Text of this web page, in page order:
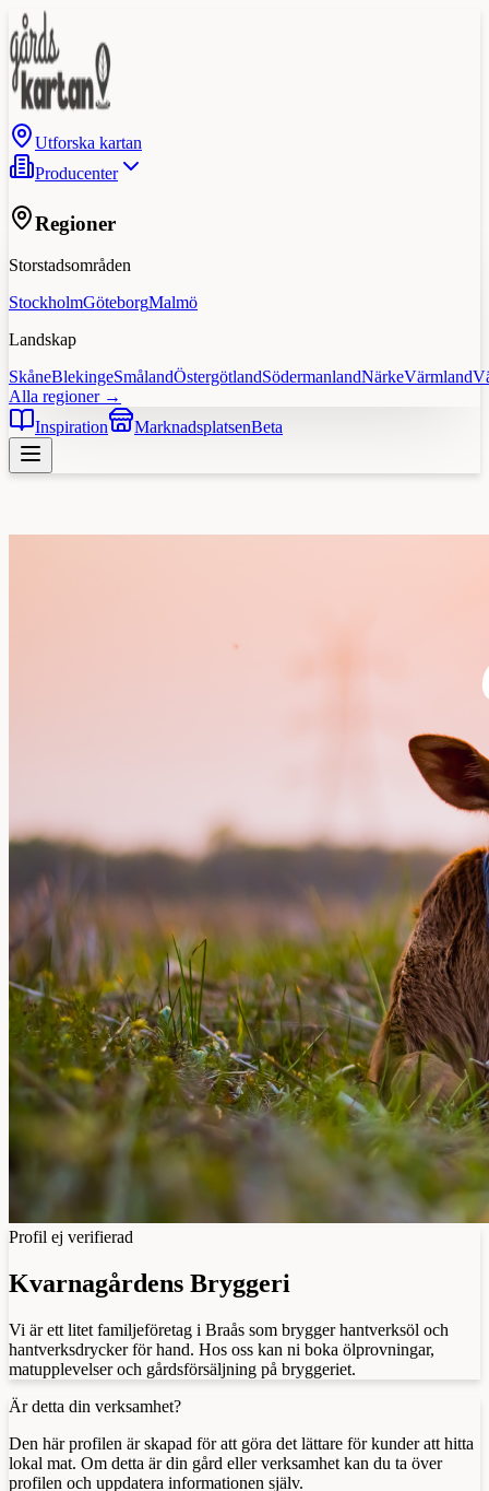
Utforska kartan
Producenter
Regioner
Storstadsområden
StockholmGöteborgMalmö
Landskap
SkåneBlekingeSmålandÖstergötlandSödermanlandNärkeVärmland
Alla regioner →
Inspiration
MarknadsplatsenBeta
Profil ej verifierad
Kvarnagårdens Bryggeri
Vi är ett litet familjeföretag i Braås som brygger hantverksöl och
hantverksdrycker för hand. Hos oss kan ni boka ölprovningar,
matupplevelser och gårdsförsäljning på bryggeriet.
Är detta din verksamhet?
Den här profilen är skapad för att göra det lättare för kunder att hitta
lokal mat. Om detta är din gård eller verksamhet kan du ta över
profilen och uppdatera informationen själv.